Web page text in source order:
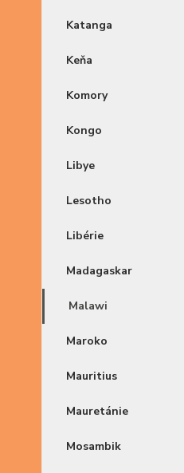
Katanga
Keňa
Komory
Kongo
Libye
Lesotho
Libérie
Madagaskar
Malawi
Maroko
Mauritius
Mauretánie
Mosambik